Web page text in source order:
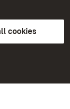
cookies